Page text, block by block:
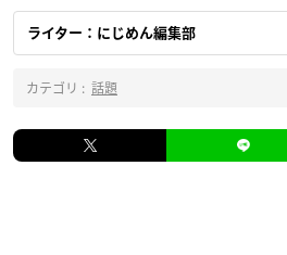
ライター：にじめん編集部
カテゴリ : 話題